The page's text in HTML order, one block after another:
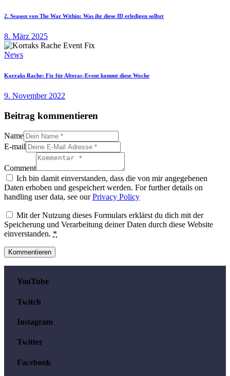
2. Season von The War Within: Was ihr diese ID erledigen solltet
8. März 2025
News
Korraks Rache: Fix für Alterac-Event kommt diese Woche
9. November 2022
Beitrag kommentieren
Name
E-mail
Comment
Ich bin damit einverstanden, dass die von mir angegebenen
Daten erhoben und gespeichert werden. For further details on
handling user data, see ourPrivacy Policy
Mit der Nutzung dieses Formulars erklärst du dich mit der
Speicherung und Verarbeitung deiner Daten durch diese Website
einverstanden. *
YouTube
Twitch
Instagram
Twitter
Facebook